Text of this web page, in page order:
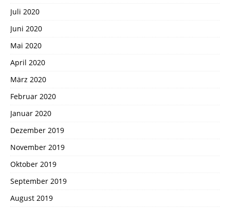
Juli 2020
Juni 2020
Mai 2020
April 2020
März 2020
Februar 2020
Januar 2020
Dezember 2019
November 2019
Oktober 2019
September 2019
August 2019